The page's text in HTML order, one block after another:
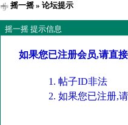
摇一摇» 论坛提示
摇一摇 提示信息
如果您已注册会员,请直
帖子ID非法
如果您已注册,